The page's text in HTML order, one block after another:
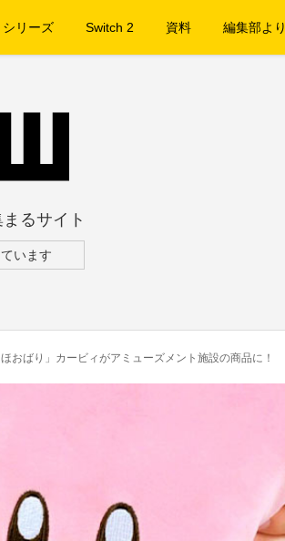
シリーズ Switch 2 資料 編集部より
るサイト
います
おばり」カービィがアミューズメント施設の商品に！